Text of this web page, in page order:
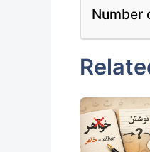
Number